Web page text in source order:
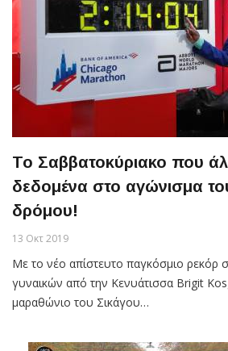
Το Σαββατοκύριακο που
δεδομένα στο αγώνισμα
δρόμου!
13 Οκτ 2019
Με το νέο απίστευτο παγκόσμιο ρεκόρ
γυναικών από την Κενυάτισσα Brigit
μαραθώνιο του Σικάγου…